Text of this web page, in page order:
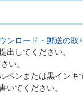
ンロード・郵送の取
出してください。
い。
ペンまたは黒インキ
いてください。